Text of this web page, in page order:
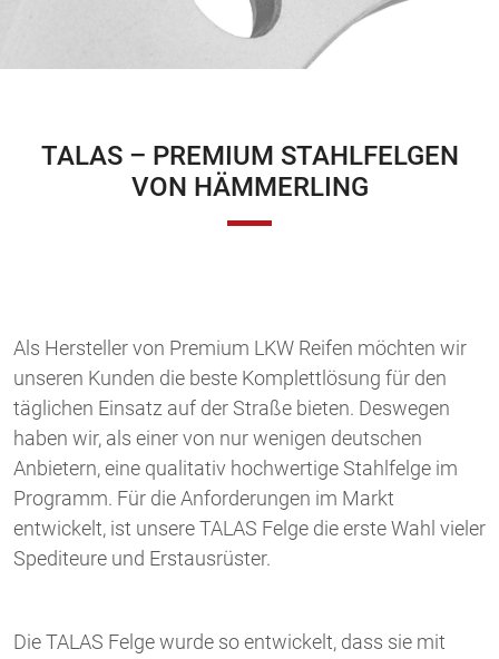
TALAS – PREMIUM STAHLFELGEN
VON HÄMMERLING
Als Hersteller von Premium LKW Reifen möchten wir
unseren Kunden die beste Komplettlösung für den
täglichen Einsatz auf der Straße bieten. Deswegen
haben wir, als einer von nur wenigen deutschen
Anbietern,eine qualitativ hochwertige Stahlfelge im
Programm. Für die Anforderungen im Markt
entwickelt, ist unsere TALAS Felge die erste Wahl vieler
Spediteure und Erstausrüster.
Die TALAS Felge wurde so entwickelt, dass sie mit